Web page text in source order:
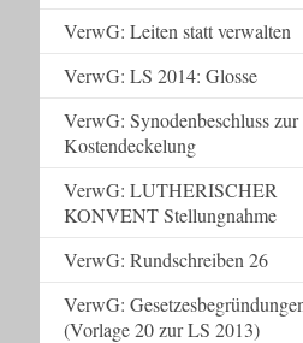
VerwG: Leiten statt verwalten
VerwG: LS 2014: Glosse
VerwG: Synodenbeschluss zur
Kostendeckelung
VerwG: LUTHERISCHER
KONVENT Stellungnahme
VerwG: Rundschreiben 26
VerwG:
(Vorlage 20 zur LS 2013)